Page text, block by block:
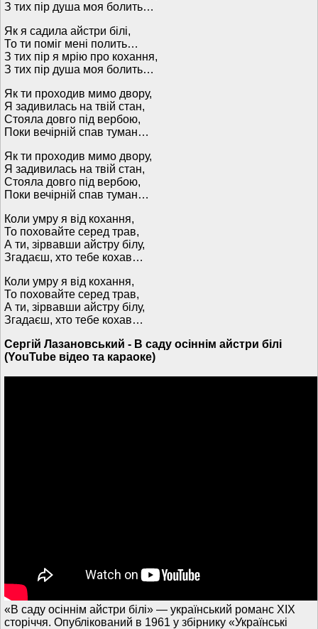
З тих пір душа моя болить…
Як я садила айстри білі,
То ти поміг мені полить…
З тих пір я мрію про кохання,
З тих пір душа моя болить…
Як ти проходив мимо двору,
Я задивилась на твій стан,
Стояла довго під вербою,
Поки вечірній спав туман…
Як ти проходив мимо двору,
Я задивилась на твій стан,
Стояла довго під вербою,
Поки вечірній спав туман…
Коли умру я від кохання,
То поховайте серед трав,
А ти, зірвавши айстру білу,
Згадаєш, хто тебе кохав…
Коли умру я від кохання,
То поховайте серед трав,
А ти, зірвавши айстру білу,
Згадаєш, хто тебе кохав…
Сергій Лазановський - В саду осіннім айстри білі
(YouTube відео та караоке)
«В саду осіннім айстри білі» — український романс XIX
сторіччя. Опублікований в 1961 у збірнику «Українські